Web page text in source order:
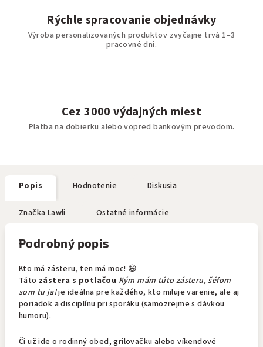
Rýchle spracovanie objednávky
Výroba personalizovaných produktov zvyčajne trvá 1–3
pracovné dni.
Cez 3000 výdajných miest
Platba na dobierku alebo vopred bankovým prevodom.
Popis Hodnotenie Diskusia
Značka Lawli Ostatné informácie
Podrobný popis
Kto má zásteru, ten má moc! 😄
Táto zástera s potlačou Kým mám túto zásteru, šéfom
som tu ja!je ideálna pre každého, kto miluje varenie, ale aj
poriadok a disciplínu pri sporáku (samozrejme s dávkou
humoru).
Či už ide o rodinný obed, grilovačku alebo víkendové